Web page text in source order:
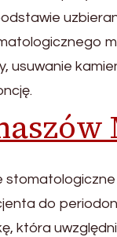
usuwanie
do
która